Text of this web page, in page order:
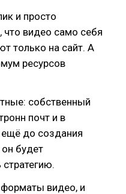
и просто
что видео само себя
только на сайт. А
ресурсов
собственный
почт и в
до создания
будет
видео, и